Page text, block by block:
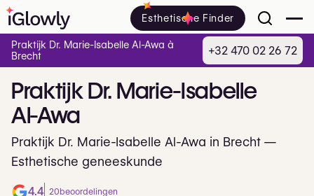
Esthetische Finder
PraktijkDr. Marie-Isabelle
Al-Awa
Praktijk Dr. Marie-Isabelle Al-Awa in Brecht —
Esthetische geneeskunde
4.4 20beoordelingen
Praktijk Dr. Marie-Isabelle Al-Awa à
Brecht
+32 470 02 26 72